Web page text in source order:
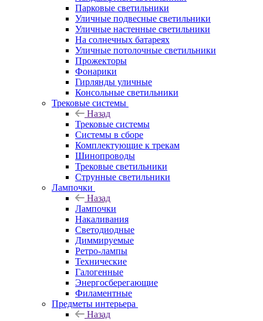
Парковые светильники
Уличные подвесные светильники
Уличные настенные светильники
На солнечных батареях
Уличные потолочные светильники
Прожекторы
Фонарики
Гирлянды уличные
Консольные светильники
Трековые системы
Назад
Трековые системы
Системы в сборе
Комплектующие к трекам
Шинопроводы
Трековые светильники
Струнные светильники
Лампочки
Назад
Лампочки
Накаливания
Светодиодные
Диммируемые
Ретро-лампы
Технические
Галогенные
Энергосберегающие
Филаментные
Предметы интерьера
Назад